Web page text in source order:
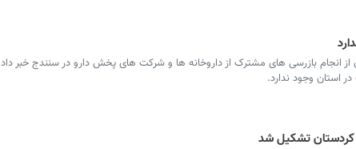
انجام بازرسی های مشترک از داروخانه ها و شرکت های پخش دارو در سنندج خبر داد
استان وجود ندارد.